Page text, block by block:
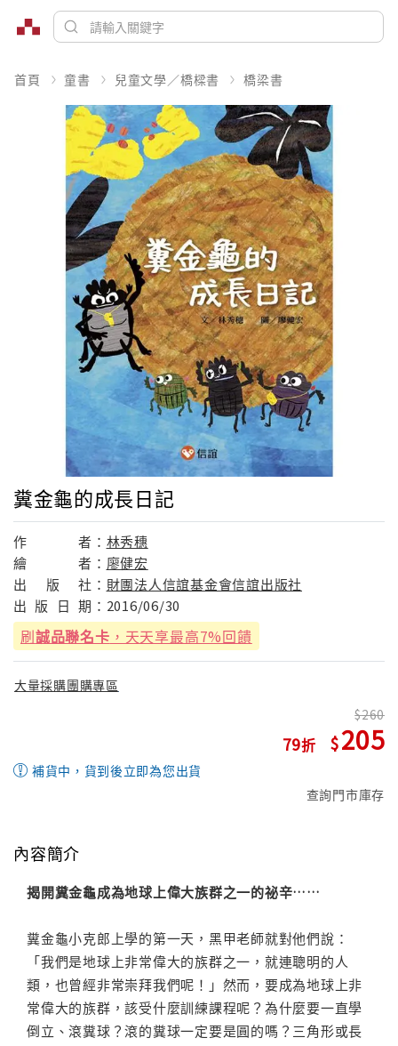
首頁 童書 兒童文學／橋樑書 橋梁書
糞金龜的成長日記
作 者： 林秀穗
繪
者： 廖健宏
出
版 社： 財團法人信誼基金會信誼出版社
出 版 日 期： 2016/06/30
刷誠品聯名卡 ，天天享最高7%回饋
大量採購團購專區
79
260
205
補貨中，貨到後立即為您出貨
查詢門市庫存
內容簡介
揭開糞金龜成為地球上偉大族群之一的祕辛……
糞金龜小克郎上學的第一天，黑甲老師就對他們說：
「我們是地球上非常偉大的族群之一，就連聰明的人
類，也曾經非常崇拜我們呢！」然而，要成為地球上非
常偉大的族群，該受什麼訓練課程呢？為什麼要一直學
倒立、滾糞球？滾的糞球一定要是圓的嗎？三角形或長